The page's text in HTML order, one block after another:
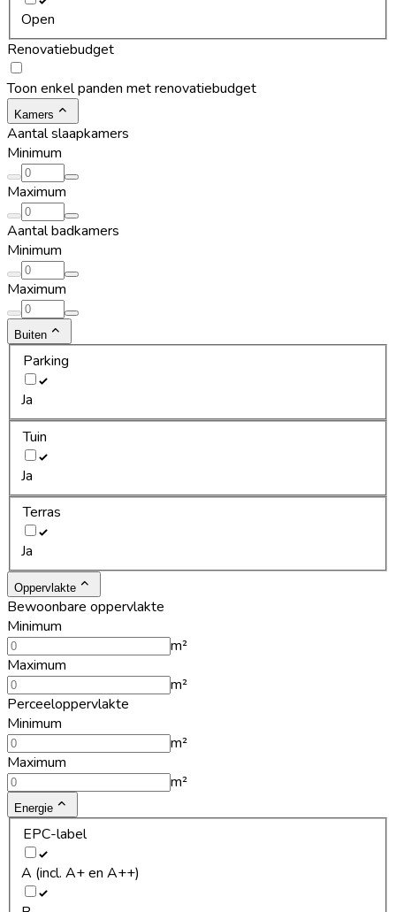
Open
Renovatiebudget
Toon enkel panden met renovatiebudget
Kamers
Aantal slaapkamers
Minimum
Maximum
Aantal badkamers
Minimum
Maximum
Buiten
Parking
Ja
Tuin
Ja
Terras
Ja
Oppervlakte
Bewoonbare oppervlakte
Minimum
m²
Maximum
m²
Perceeloppervlakte
Minimum
m²
Maximum
m²
Energie
EPC-label
A (incl. A+ en A++)